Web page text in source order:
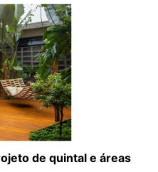
de quintal e áreas